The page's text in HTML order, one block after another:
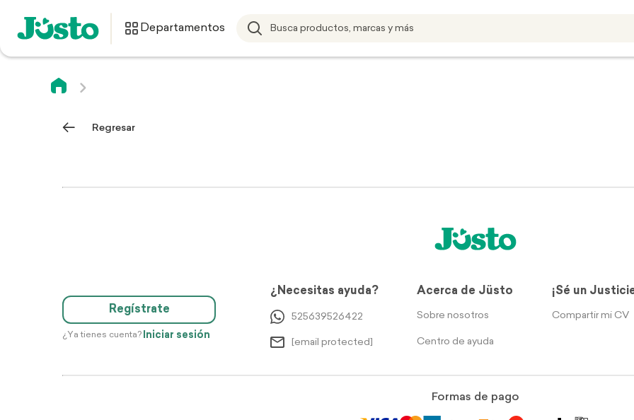
Departamentos
Regresar
Regístrate
¿Ya tienes cuenta? Iniciar sesión
¿Necesitas ayuda?
525639526422
[email protected]
Acerca de Jüsto
Sobre nosotros
Centro de ayuda
¡Sé un
Compartir mi CV
Formas de pago